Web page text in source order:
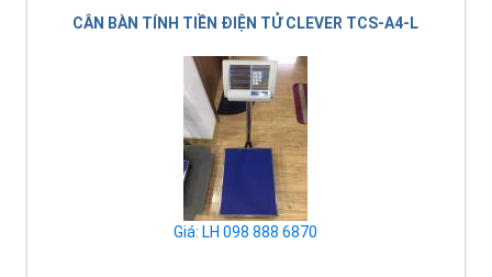
CÂN BÀN TÍNH TIỀN ĐIỆN TỬ CLEVER TCS-A4-L
Giá: LH 098 888 6870